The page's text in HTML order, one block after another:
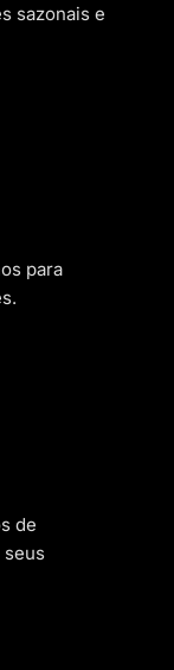
sazonais e
para
de
seus